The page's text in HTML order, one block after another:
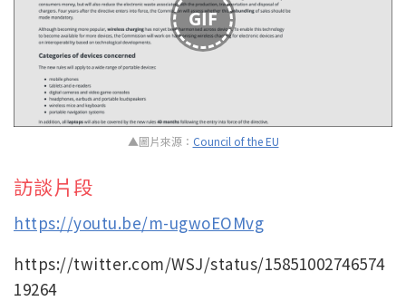
GIF
▲圖片來源： Council of the EU
訪談片段
https://youtu.be/m-ugwoEOMvg
https://twitter.com/WSJ/status/15851002746574
19264